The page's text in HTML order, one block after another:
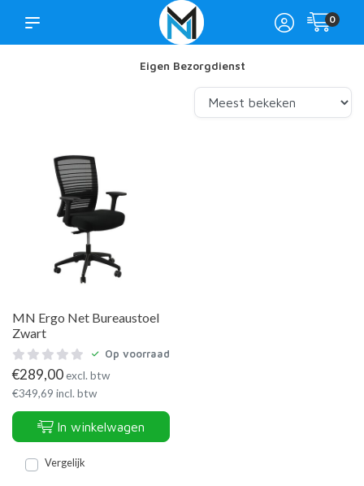
0
Eigen Bezorgdienst
MN Ergo Net Bureaustoel
Zwart
Op voorraad
€289,00excl. btw
€349,69 incl. btw
In winkelwagen
Vergelijk